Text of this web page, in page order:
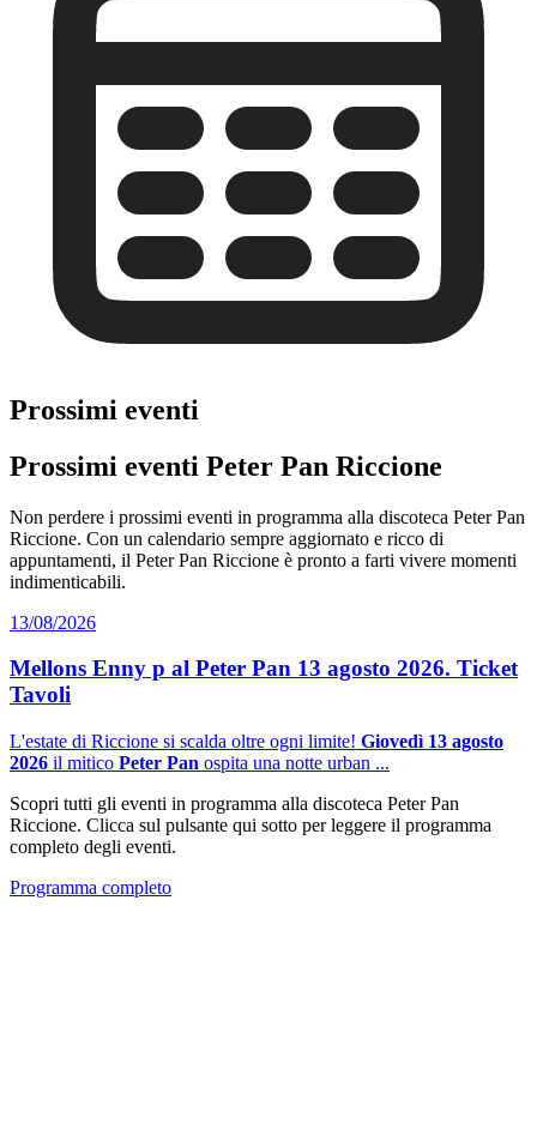
Prossimi eventi
Prossimi eventi Peter Pan Riccione
Non perdere i prossimi eventi in programma alla discoteca Peter Pan
Riccione. Con un calendario sempre aggiornato e ricco di
appuntamenti, il Peter Pan Riccione è pronto a farti vivere momenti
indimenticabili.
13/08/2026
Mellons Enny p al Peter Pan 13 agosto 2026. Ticket
Tavoli
L'estate di Riccione si scalda oltre ogni limite! Giovedì 13 agosto
2026 il mitico Peter Pan ospita una notte urban ...
Scopri tutti gli eventi in programma alla discoteca Peter Pan
Riccione. Clicca sul pulsante qui sotto per leggere il programma
completo degli eventi.
Programma completo